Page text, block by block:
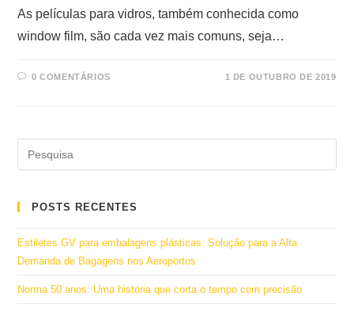
As películas para vidros, também conhecida como
window film, são cada vez mais comuns, seja…
0 COMENTÁRIOS 1 DE OUTUBRO DE 2019
POSTS RECENTES
Estiletes GV para embalagens plásticas: Solução para a Alta
Demanda de Bagagens nos Aeroportos
Norma 50 anos: Uma história que corta o tempo com precisão